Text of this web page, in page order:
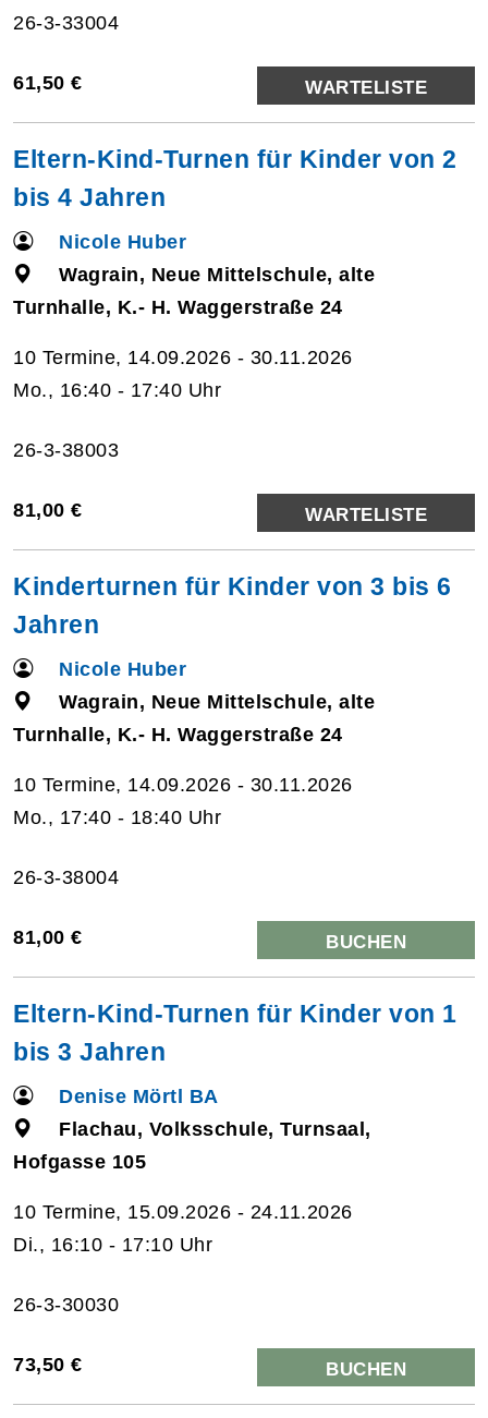
26-3-33004
61,50 € WARTELISTE
Eltern-Kind-Turnen für Kinder von 2
bis 4 Jahren
Nicole Huber
Wagrain, Neue Mittelschule, alte
Turnhalle, K.- H. Waggerstraße 24
10 Termine, 14.09.2026 - 30.11.2026
Mo., 16:40 - 17:40 Uhr
26-3-38003
81,00 € WARTELISTE
Kinderturnen für Kinder von 3 bis 6
Jahren
Nicole Huber
Wagrain, Neue Mittelschule, alte
Turnhalle, K.- H. Waggerstraße 24
10 Termine, 14.09.2026 - 30.11.2026
Mo., 17:40 - 18:40 Uhr
26-3-38004
81,00 € BUCHEN
Eltern-Kind-Turnen für Kinder von 1
bis 3 Jahren
Denise Mörtl BA
Flachau, Volksschule, Turnsaal,
Hofgasse 105
10 Termine, 15.09.2026 - 24.11.2026
Di., 16:10 - 17:10 Uhr
26-3-30030
73,50 € BUCHEN